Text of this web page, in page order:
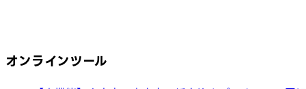
オンラインツール